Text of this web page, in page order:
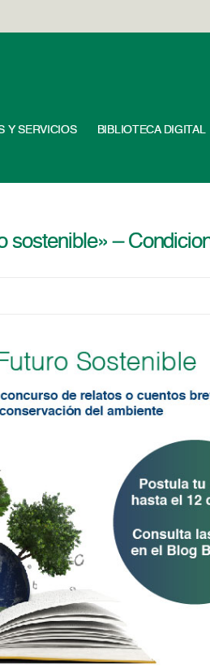
Y SERVICIOS BIBLIOTECA DIGITAL
sostenible» –